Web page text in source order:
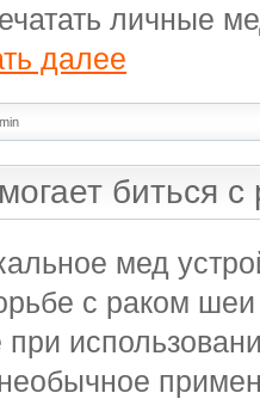
личные
далее
биться с
мед
с раком шеи
при